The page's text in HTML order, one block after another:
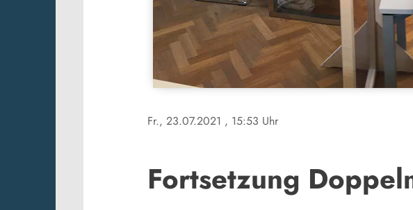
Fr., 23.07.2021 , 15:53 Uhr
Fortsetzung